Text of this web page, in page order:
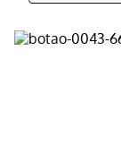
2º Air Fryer